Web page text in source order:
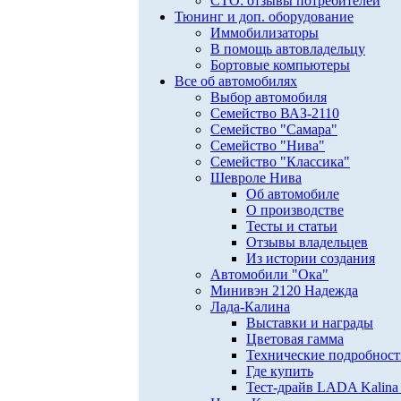
Тюнинг и доп. оборудование
Иммобилизаторы
В помощь автовладельцу
Бортовые компьютеры
Все об автомобилях
Выбор автомобиля
Семейство ВАЗ-2110
Семейство "Самара"
Семейство "Нива"
Семейство "Классика"
Шевроле Нива
Об автомобиле
О производстве
Тесты и статьи
Отзывы владельцев
Из истории создания
Автомобили "Ока"
Минивэн 2120 Надежда
Лада-Калина
Выставки и награды
Цветовая гамма
Технические
Где купить
Тест-драйв LADA Kalina